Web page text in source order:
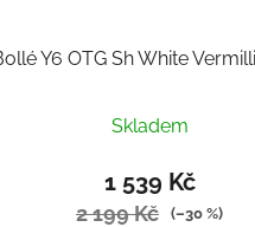
Y6 OTG Sh White
Skladem
1 539 Kč
2 199 Kč (–30 %)